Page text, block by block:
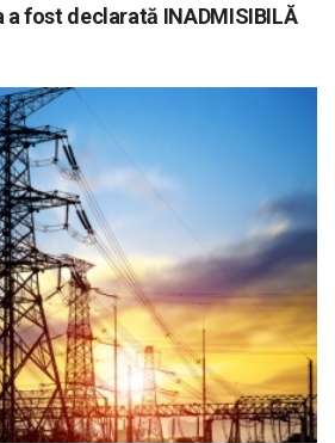
a fost declarată INADMISIBILĂ